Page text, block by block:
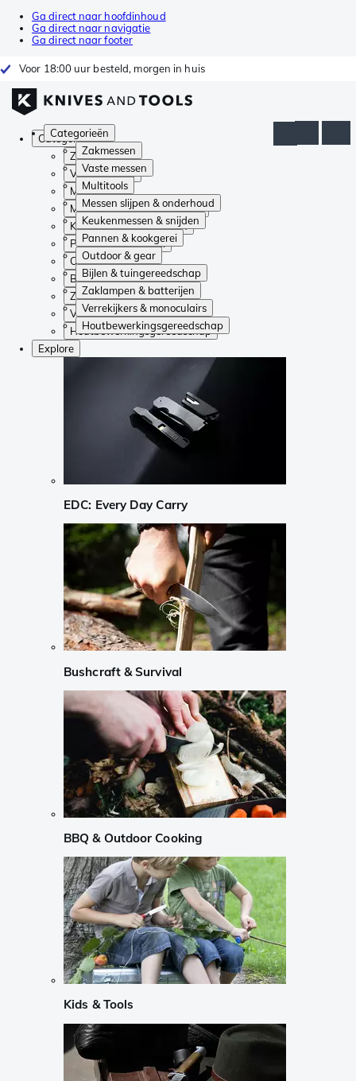
Ga direct naar hoofdinhoud
Ga direct naar navigatie
Ga direct naar footer
Voor 18:00 uur besteld, morgen in huis
Categorieën
Zakmessen
Vaste messen
Multitools
Messen slijpen & onderhoud
Keukenmessen & snijden
Pannen & kookgerei
Outdoor & gear
Bijlen & tuingereedschap
Zaklampen & batterijen
Verrekijkers & monoculairs
Houtbewerkingsgereedschap
Categorieën
Zakmessen
Vaste messen
Multitools
Messen slijpen & onderhoud
Keukenmessen & snijden
Pannen & kookgerei
Outdoor & gear
Bijlen & tuingereedschap
Zaklampen & batterijen
Verrekijkers & monoculairs
Houtbewerkingsgereedschap
Explore
EDC: Every Day Carry
Bushcraft & Survival
BBQ & Outdoor Cooking
Kids & Tools